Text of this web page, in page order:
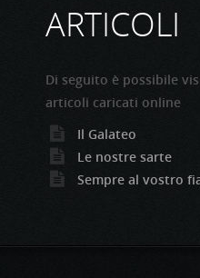
ARTICOLI
Di seguito è possibile
articoli caricati online
Il Galateo
Le nostre sarte
Sempre al vostro